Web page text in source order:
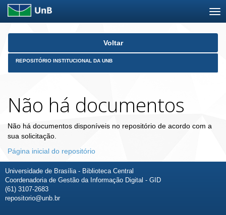
Skip
Voltar
REPOSITÓRIO INSTITUCIONAL DA UNB
Não há documentos
Não há documentos disponíveis no repositório de acordo com a
sua solicitação.
Página inicial do repositório
Universidade de Brasília - Biblioteca Central
Coordenadoria de Gestão da Informação Digital - GID
(61) 3107-2683
repositorio@unb.br